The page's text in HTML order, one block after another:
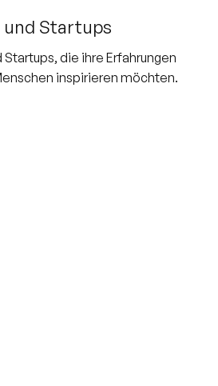
und Startups
die ihre Erfahrungen
inspirieren möchten.